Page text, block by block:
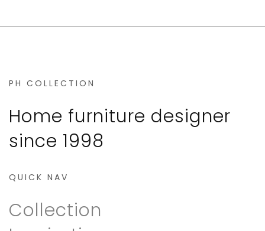
PH COLLECTION
Home furniture designer
since 1998
QUICK NAV
Collection